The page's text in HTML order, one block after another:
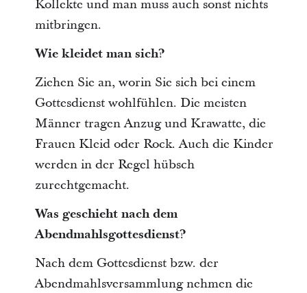
Kollekte und man muss auch sonst nichts
mitbringen.
Wie kleidet man sich?
Ziehen Sie an, worin Sie sich bei einem
Gottesdienst wohlfühlen. Die meisten
Männer tragen Anzug und Krawatte, die
Frauen Kleid oder Rock. Auch die Kinder
werden in der Regel hübsch
zurechtgemacht.
Was geschieht nach dem
Abendmahlsgottesdienst?
Nach dem Gottesdienst bzw. der
Abendmahlsversammlung nehmen die